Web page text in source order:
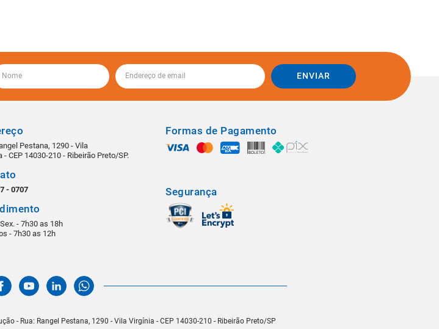
ENVIAR
Pestana, 1290 - Vila
- CEP 14030-210 - Ribeirão Preto/SP.
- 0707
- 7h30 as 18h
- 7h30 as 12h
Formas de Pagamento
Segurança
- Rua: Rangel Pestana, 1290 - Vila Virgínia - CEP 14030-210 - Ribeirão Preto/SP